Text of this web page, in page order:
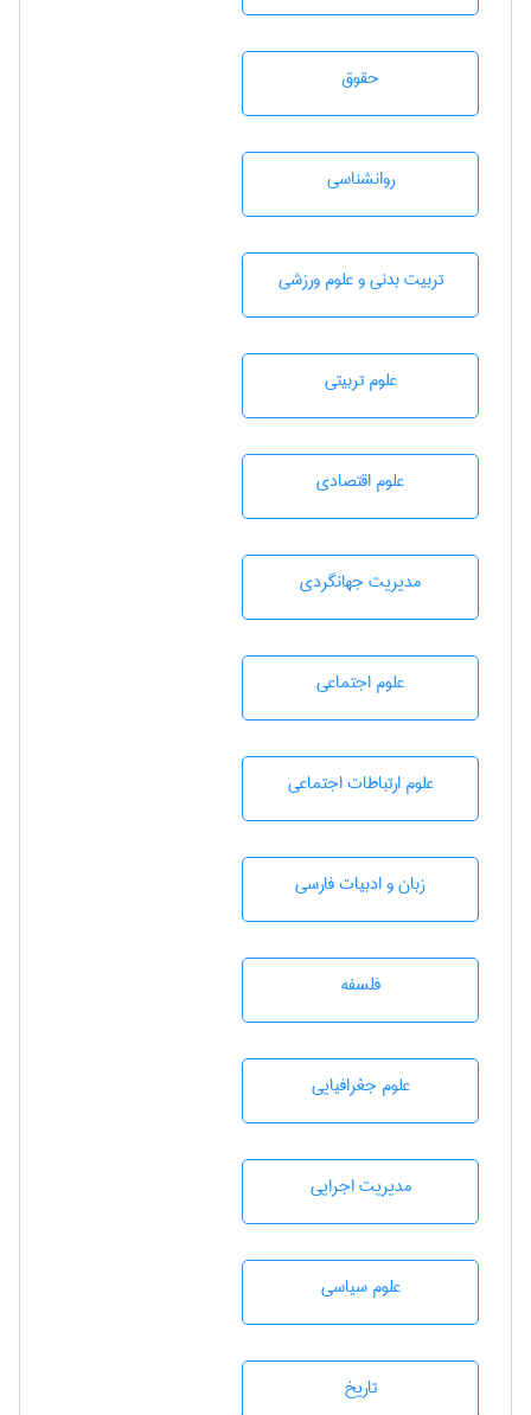
حقوق
روانشناسی
تربيت بدنی و علوم ورزشی
علوم تربيتی
علوم اقتصادی
مديريت جهانگردی
علوم اجتماعی
علوم ارتباطات اجتماعی
زبان و ادبيات فارسی
فلسفه
علوم جغرافيايی
مديريت اجرايی
علوم سياسی
تاريخ